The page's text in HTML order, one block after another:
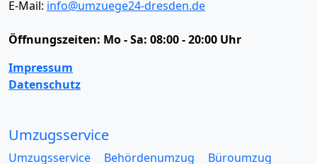
E-Mail: info@umzuege24-dresden.de
Öffnungszeiten: Mo - Sa: 08:00 - 20:00 Uhr
Impressum
Datenschutz
Umzugsservice
Umzugsservice Behördenumzug
Büroumzug